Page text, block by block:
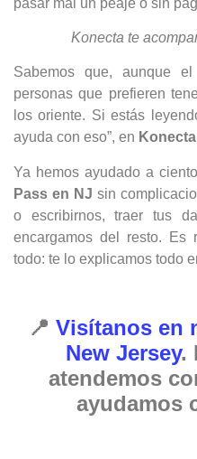
Konecta te
Sabemos que, aunque
personas que prefieren
los oriente. Si estás
ayuda con eso”, en Konecta
Ya hemos ayudado a
Pass en NJ sin
o escribirnos, traer tus
encargamos del resto.
todo: te lo explicamos todo
📍 Visítanos en
New Jersey.
atendemos
ayudamos